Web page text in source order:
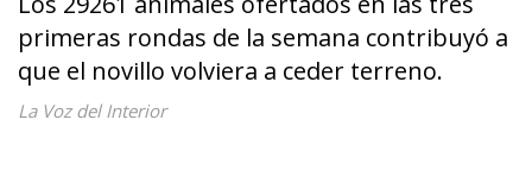
primeras rondas de la semana contribuyó a
que el novillo volviera a ceder terreno.
La Voz del Interior